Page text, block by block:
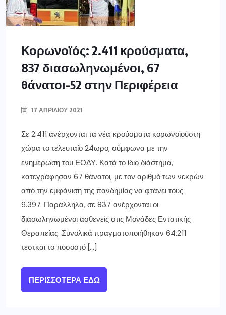
Κορωνοϊός: 2.411 κρούσματα,
837 διασωληνωμένοι, 67
θάνατοι-52 στην Περιφέρεια
17 ΑΠΡΙΛΊΟΥ 2021
Σε 2.411 ανέρχονται τα νέα κρούσματα κορωνοϊούστη
χώρα το τελευταίο 24ωρο, σύμφωνα με την
ενημέρωση του ΕΟΔΥ. Κατά το ίδιο διάστημα,
κατεγράφησαν 67 θάνατοι, με τον αριθμό των νεκρών
από την εμφάνιση της πανδημίας να φτάνει τους
9.397. Παράλληλα, σε 837 ανέρχονται οι
διασωληνωμένοι ασθενείς στις Μονάδες Εντατικής
Θεραπείας. Συνολικά πραγματοποιήθηκαν 64.211
τεστκαι το ποσοστό […]
ΠΕΡΙΣΣΌΤΕΡΑ ΕΔΏ